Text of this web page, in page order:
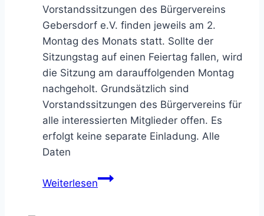
Vorstandssitzungen des Bürgervereins
Gebersdorf e.V. finden jeweils am 2.
Montag des Monats statt. Sollte der
Sitzungstag auf einen Feiertag fallen, wird
die Sitzung am darauffolgenden Montag
nachgeholt. Grundsätzlich sind
Vorstandssitzungen des Bürgervereins für
alle interessierten Mitglieder offen. Es
erfolgt keine separate Einladung. Alle
Daten
WeiterlesenVorstandssitzung